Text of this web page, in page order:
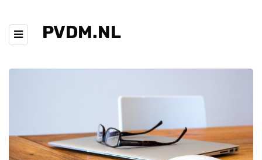
PVDM.NL